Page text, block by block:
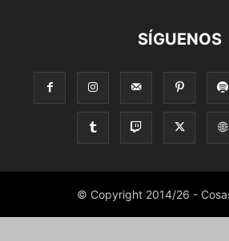
SÍGUENOS
© Copyright 2014/26 -